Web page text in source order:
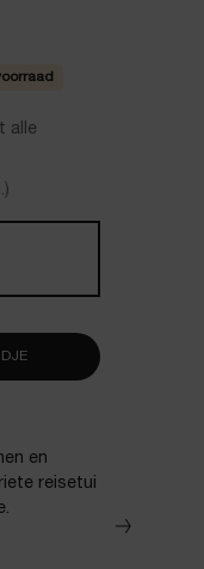
alle
PURE RITUAL CARE-IN-
en
reisetui